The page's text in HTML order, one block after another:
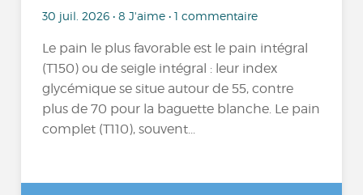
30 juil. 2026 • 8 J'aime • 1 commentaire
Le pain le plus favorable est le pain intégral
(T150) ou de seigle intégral : leur index
glycémique se situe autour de 55, contre
plus de 70 pour la baguette blanche. Le pain
complet (T110), souvent...